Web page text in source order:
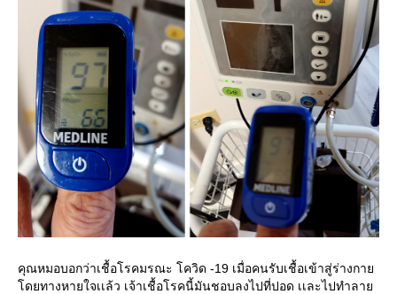
คุณหมอบอกว่าเชื้อโรคมรณะ โควิด -19 เมื่อคนรับเชื้อเข้าสู่ร่างกาย
โดยทางหายใจเเล้ว เจ้าเชื้อโรคนี้มันชอบลงไปที่ปอด เเละไปทำลาย